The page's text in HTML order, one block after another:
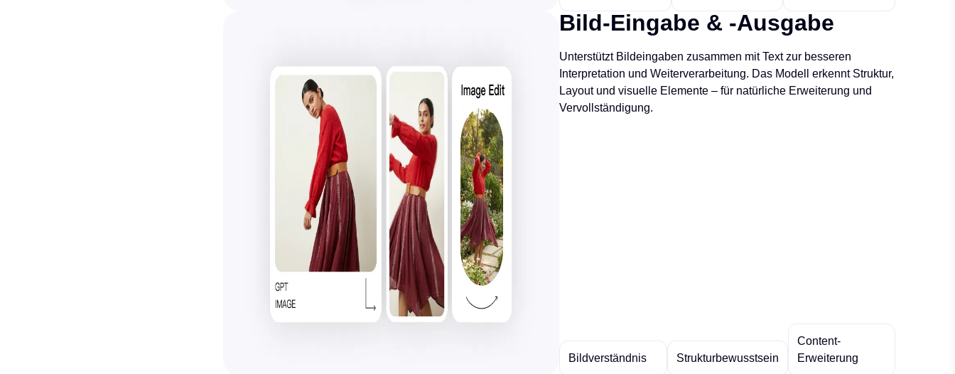
Bild-Eingabe & -Ausgabe
Unterstützt Bildeingaben zusammen mit Text zur besseren
Interpretation und Weiterverarbeitung. Das Modell erkennt Struktur,
Layout und visuelle Elemente – für natürliche Erweiterung und
Vervollständigung.
Bildverständnis Strukturbewusstsein
Content-
Erweiterung